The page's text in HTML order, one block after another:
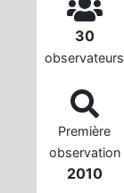
30
observateurs
Première
observation
2010